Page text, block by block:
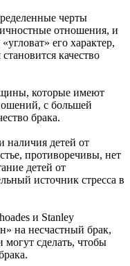
черты
отношения, и
его характер,
качество
которые имеют
с большей
брака.
детей от
противоречивы, нет
детей от
источник стресса в
и Stanley
на несчастный брак,
могут сделать, чтобы